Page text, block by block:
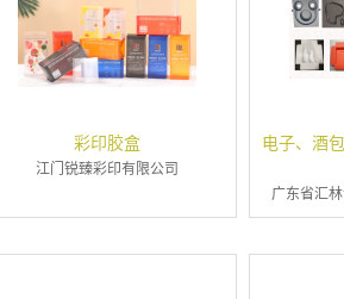
彩印胶盒
江门锐臻彩印有限公司
电子、酒
广东省汇